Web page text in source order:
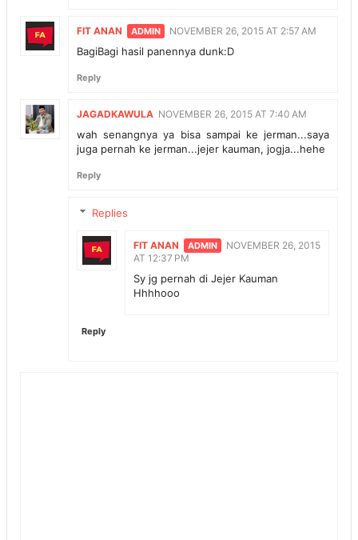
FIT ANAN NOVEMBER 26, 2015 AT 2:57 AM
BagiBagi hasil panennya dunk:D
Reply
JAGADKAWULA NOVEMBER 26, 2015 AT 7:40 AM
wah senangnya ya bisa sampai ke jerman...saya
juga pernah ke jerman...jejer kauman, jogja...hehe
Reply
Replies
FIT ANAN
NOVEMBER 26, 2015
AT 12:37 PM
Sy jg pernah di Jejer Kauman
Hhhhooo
Reply